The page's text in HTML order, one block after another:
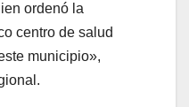
ordenó la
centro de salud
municipio»,